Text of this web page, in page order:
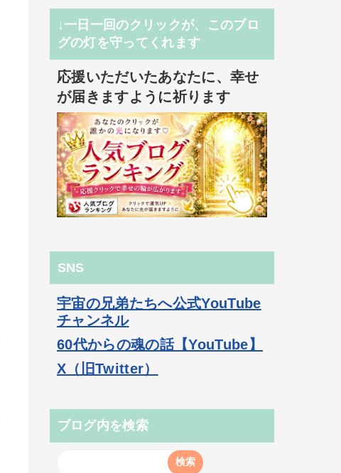
↓一日一回のクリックが、このブロ
グの灯を守ってくれます
応援いただいたあなたに、幸せ
が届きますように祈ります
SNS
宇宙の兄弟たちへ公式YouTube
チャンネル
60代からの魂の話【YouTube】
X（旧Twitter）
ブログ内を検索